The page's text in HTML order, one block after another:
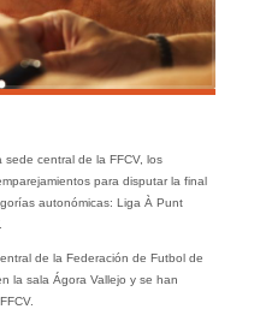
central de la FFCV, los
para disputar la final
autonómicas: Liga À Punt
de la Federación de Futbol de
la sala Ágora Vallejo y se han